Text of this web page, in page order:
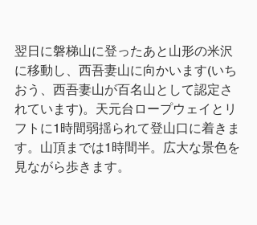
翌日に磐梯山に登ったあと山形の米沢
に移動し、西吾妻山に向かいます(いち
おう、西吾妻山が百名山として認定さ
れています)。天元台ロープウェイとリ
フトに1時間弱揺られて登山口に着きま
す。山頂までは1時間半。広大な景色を
見ながら歩きます。